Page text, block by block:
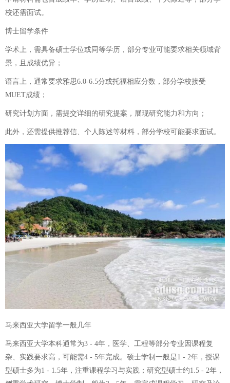
校还需面试。
博士留学条件
学术上，需具备硕士学位或同等学历，部分专业可能要求相关领域背
景，且成绩优异；
语言上，通常要求雅思6.0-6.5分或托福相应分数，部分学校接受
MUET成绩；
研究计划方面，需提交详细的研究提案，展现研究能力和方向；
此外，还需提供推荐信、个人陈述等材料，部分学校可能要求面试。
马来西亚大学留学一般几年
马来西亚大学本科通常为3 - 4年，医学、工程等部分专业因课程复
杂、实践要求高，可能需4 - 5年完成。硕士学制一般是1 - 2年，授课
型硕士多为1 - 1.5年，注重课程学习与实践；研究型硕士约1.5 - 2年，